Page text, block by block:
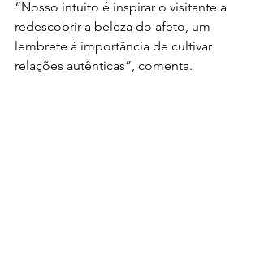
“Nosso intuito é inspirar o visitante a
redescobrir a beleza do afeto, um
lembrete à importância de cultivar
relações autênticas”, comenta.